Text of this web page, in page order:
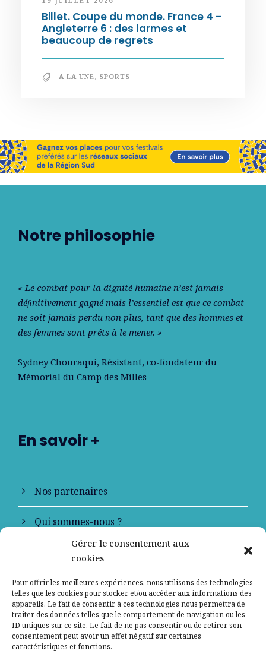
Gérer le consentement aux
cookies
Pour offrir les meilleures expériences, nous utilisons des technologies
telles que les cookies pour stocker et/ou accéder aux informations des
appareils. Le fait de consentir à ces technologies nous permettra de
traiter des données telles que le comportement de navigation ou les
ID uniques sur ce site. Le fait de ne pas consentir ou de retirer son
consentement peut avoir un effet négatif sur certaines
caractéristiques et fonctions.
Billet. Coupe du monde. France 4 –
Angleterre 6 : des larmes et
beaucoup de regrets
A LA UNE, SPORTS
Notre philosophie
« Le combat pour la dignité humaine n’est jamais
déﬁnitivement gagné mais l’essentiel est que ce combat
ne soit jamais perdu non plus, tant que des hommes et
des femmes sont prêts à le mener. »
Sydney Chouraqui, Résistant, co-fondateur du
Mémorial du Camp des Milles
En savoir +
Nos partenaires
Qui sommes-nous ?
Contactez-nous
Mentions légales
Politique de confidentialité